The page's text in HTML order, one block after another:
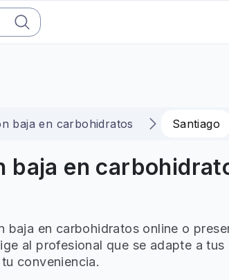
baja en carbohidratos Santiago
baja en
baja en carbohidratos online o
al profesional que se adapte a tus
conveniencia.